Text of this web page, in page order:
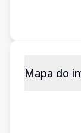
Mapa do